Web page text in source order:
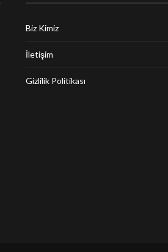
Biz Kimiz
İletişim
Gizlilik Politikası